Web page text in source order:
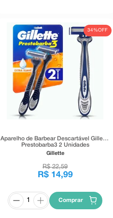
34%OFF
Aparelho de Barbear Descartável Gillette
Prestobarba3 2 Unidades
Gillette
R$ 22,59
R$ 14,99
Comprar